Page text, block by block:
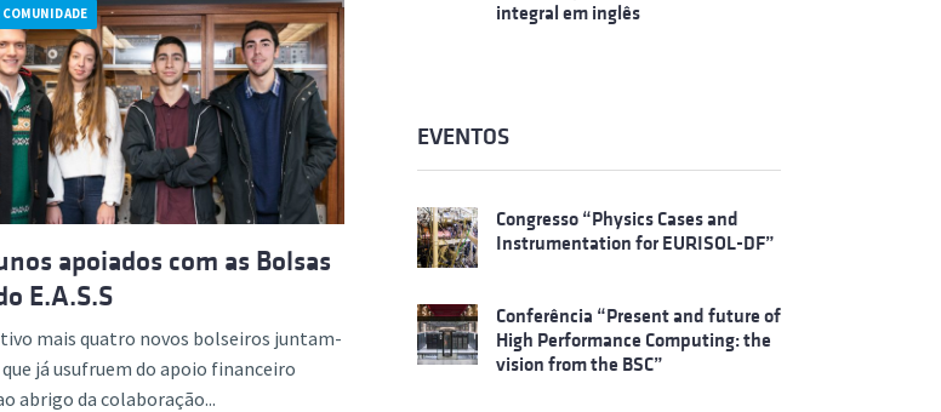
COMUNIDADE
apoiados com as Bolsas
E.A.S.S
mais quatro novos bolseiros juntam-
já usufruem do apoio financeiro
abrigo da colaboração...
integral em inglês
EVENTOS
Congresso “Physics Cases and
Instrumentation for EURISOL-DF”
Conferência “Present and future of
High Performance Computing: the
vision from the BSC”